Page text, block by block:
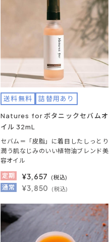
送料無料 詰替用あり
Natures for ボタニックセバムオ
イル 32mL
セバム＝「皮脂」に着目したしっとり
潤う肌なじみのいい植物油ブレンド美
容オイル
定期
¥3,657 (税込)
通常 ¥3,850 (税込)